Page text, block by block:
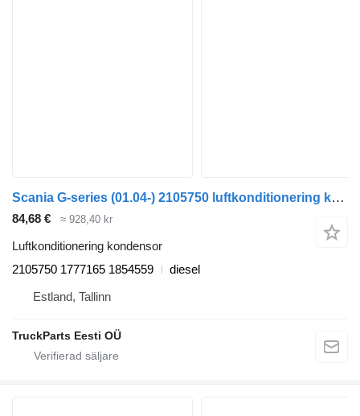
Scania G-series (01.04-) 2105750 luftkonditionering kondensor till Scania P,G,R,T-series (2004-2017) dragbil
84,68 € ≈ 928,40 kr
Luftkonditionering kondensor
2105750 1777165 1854559
diesel
Estland, Tallinn
TruckParts Eesti OÜ